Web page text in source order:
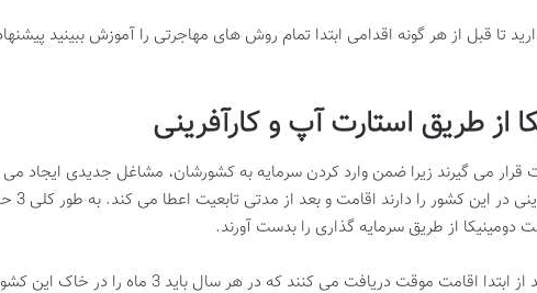
تا قبل از هر گونه اقدامی ابتدا تمام روش های مهاجرتی را آموزش ببینید
از طریق استارت آپ و کارآفرینی
قرار می گیرند زیرا ضمن وارد کردن سرمایه به کشورشان، مشاغل جدیدی ایجاد
دومینیکا از طریق سرمایه گذاری را بدست آورند.